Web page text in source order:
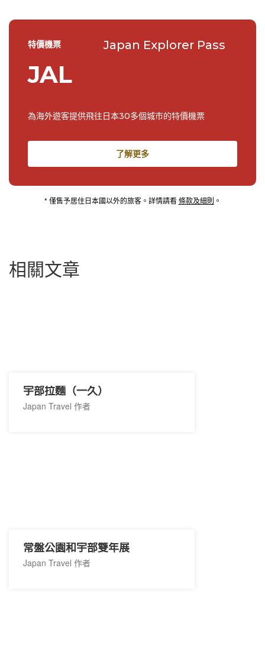
相關文章
宇部拉麵（一久）
Japan Travel 作者
常盤公園和宇部雙年展
Japan Travel 作者
特價機票
JAL
Japan Explorer Pass
為海外遊客提供飛往日本30多個城市的特價機票
了解更多
* 僅售予居住日本國以外的旅客。詳情請看條款及細則 。